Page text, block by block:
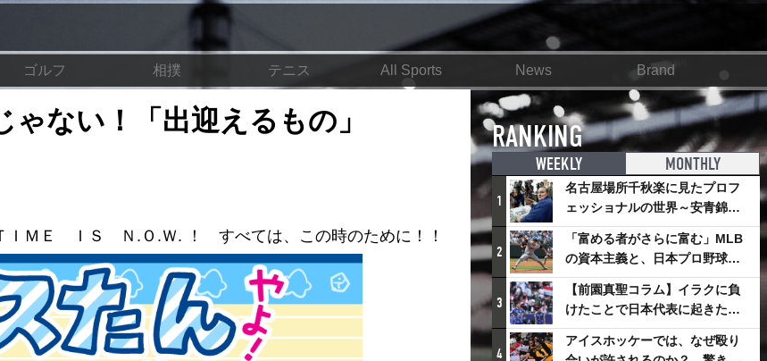
ゴルフ 相撲 テニス All Sports News Brand
ない！「出迎えるもの」
ＩＭＥ ＩＳ Ｎ.Ｏ.Ｗ. ！ すべては、この時のために！！
RANKING
WEEKLY MONTHLY
1
名古屋場所千秋楽に見たプロフ
ェッショナルの世界～安青錦の
優勝を巡るさまざまなドラマ
2
「富める者がさらに富む」MLB
の資本主義と、日本プロ野球が
踏み出せない一歩
3
【前園真聖コラム】イラクに負
けたことで日本代表に起きたプ
ラスとは
4
アイスホッケーでは、なぜ殴り